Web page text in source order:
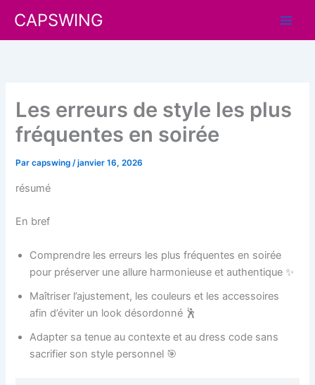
contenu
CAPSWING
Les erreurs de style les plus
fréquentes en soirée
Parcapswing/janvier 16, 2026
résumé
En bref
Comprendre les erreurs les plus fréquentes en soirée
pour préserver une allure harmonieuse et authentique ✨
Maîtriser l’ajustement, les couleurs et les accessoires
afin d’éviter un look désordonné 🕺
Adapter sa tenue au contexte et au dress code sans
sacrifier son style personnel 🎯